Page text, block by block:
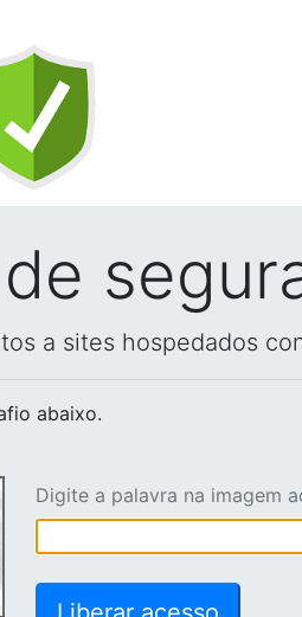
a sites hospedados
abaixo.
Digite a palavra na imagem